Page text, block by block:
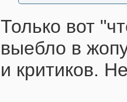
Только вот
выебло в
и критиков.